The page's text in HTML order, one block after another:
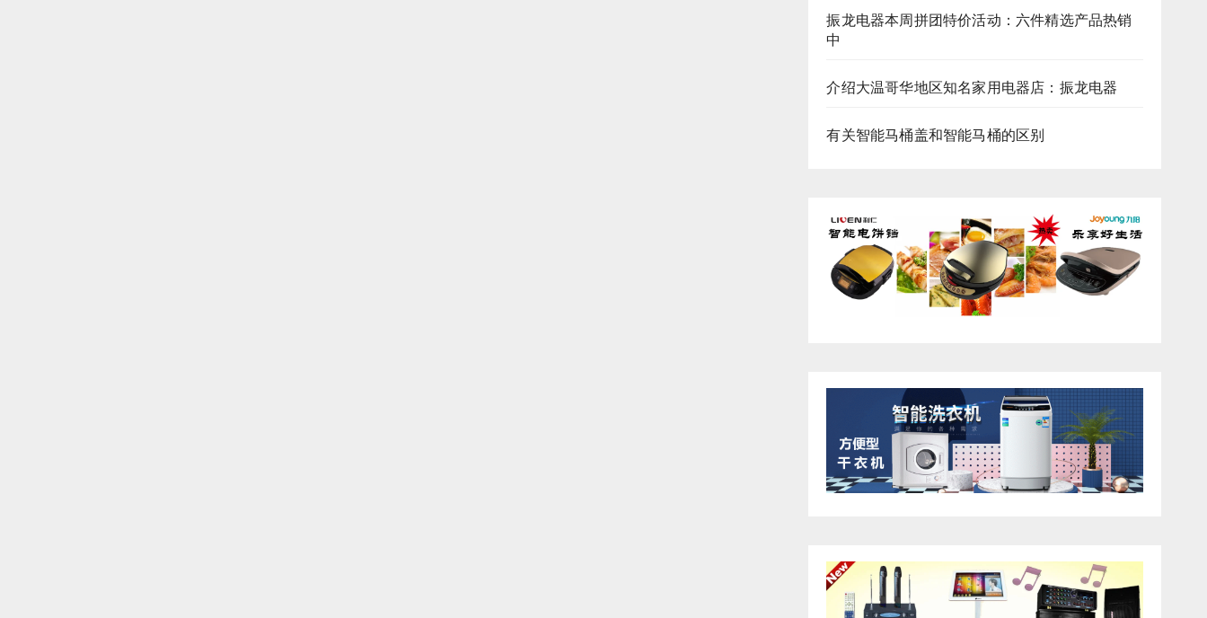
振龙电器本周拼团特价活动：六件精选产品热销
中
介绍大温哥华地区知名家用电器店：振龙电器
有关智能马桶盖和智能马桶的区别